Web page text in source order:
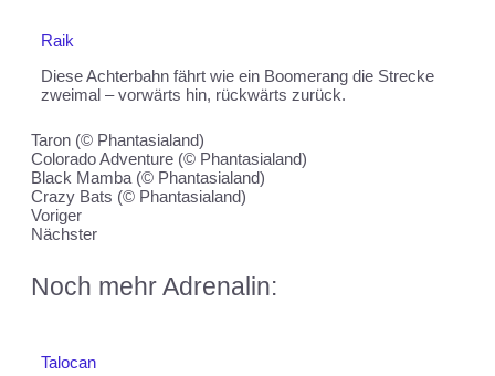
Raik
Diese Achterbahn fährt wie ein Boomerang die Strecke
zweimal – vorwärts hin, rückwärts zurück.
Taron (© Phantasialand)
Colorado Adventure (© Phantasialand)
Black Mamba (© Phantasialand)
Crazy Bats (© Phantasialand)
Voriger
Nächster
Noch mehr Adrenalin:
Talocan